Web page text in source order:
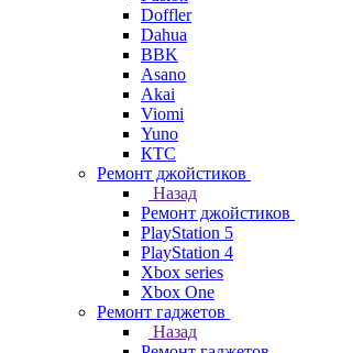
Doffler
Dahua
BBK
Asano
Akai
Viomi
Yuno
КТС
Ремонт джойстиков
Назад
Ремонт джойстиков
PlayStation 5
PlayStation 4
Xbox series
Xbox One
Ремонт гаджетов
Назад